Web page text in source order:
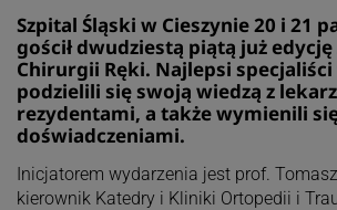
Szpital Śląski w Cieszynie 20 i 21
gościł dwudziestą piątą już
Chirurgii Ręki. Najlepsi
podzielili się swoją wiedzą z
rezydentami, a także wymienili
doświadczeniami.
Inicjatorem wydarzenia jest prof.
kierownik Katedry i Kliniki Ortopedii i